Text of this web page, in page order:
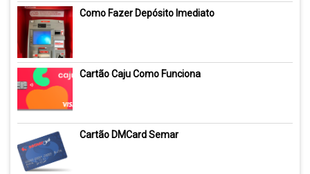
Como Fazer Depósito Imediato
Cartão Caju Como Funciona
Cartão DMCard Semar